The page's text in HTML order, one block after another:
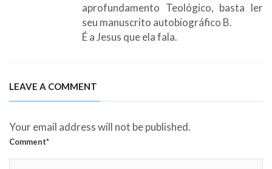
aprofundamento Teológico, basta ler
seu manuscrito autobiográfico B.
É a Jesus que ela fala.
LEAVE A COMMENT
Your email address will not be published.
Comment*